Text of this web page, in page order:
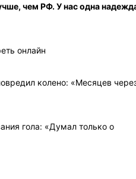
чем РФ. У нас одна
онлайн
колено: «Месяцев
гола: «Думал только о